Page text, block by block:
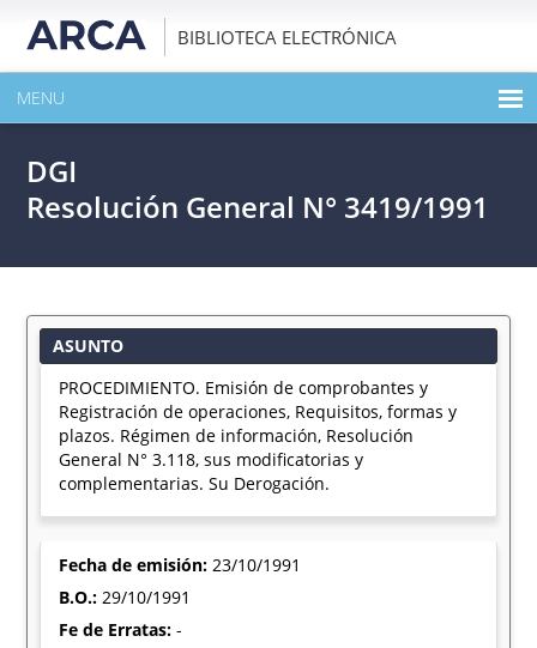
BIBLIOTECA ELECTRÓNICA
MENU
EXPANDIR TODO EL CONTENIDO DE LA PUBLICACIÓN
DGI
Resolución General N° 3419/1991
ASUNTO
PROCEDIMIENTO. Emisión de comprobantes y
Registración de operaciones, Requisitos, formas y
plazos. Régimen de información, Resolución
General N° 3.118, sus modificatorias y
complementarias. Su Derogación.
Fecha de emisión:23/10/1991
B.O.:29/10/1991
Fe de Erratas:-